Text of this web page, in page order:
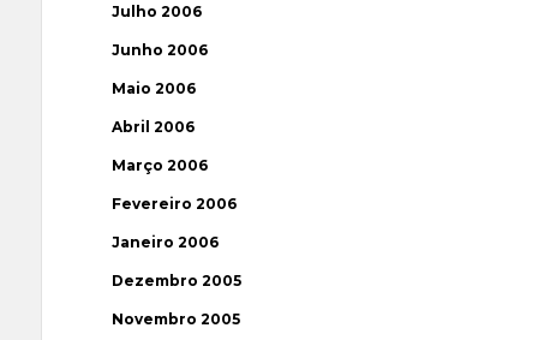
Julho 2006
Junho 2006
Maio 2006
Abril 2006
Março 2006
Fevereiro 2006
Janeiro 2006
Dezembro 2005
Novembro 2005